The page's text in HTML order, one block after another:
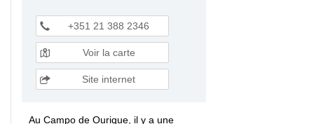
+351 21 388 2346
Voir la carte
Site internet
Au Campo de Ourique, il y a une